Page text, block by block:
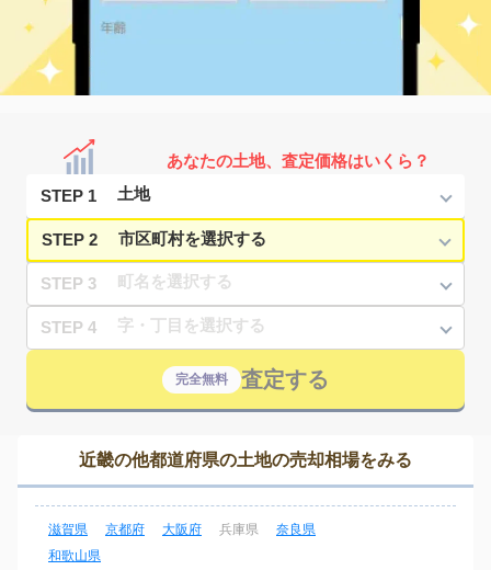
あなたの土地、査定価格はいくら？
STEP 1
STEP 2
STEP 3
STEP 4
完全無料 査定する
近畿の他都道府県の土地の売却相場をみる
滋賀県 京都府 大阪府 兵庫県
奈良県
和歌山県